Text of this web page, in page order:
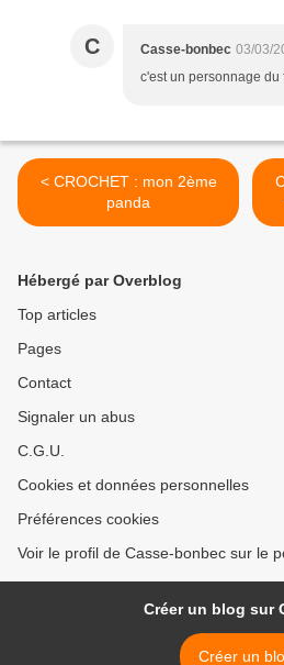
C Casse-bonbec 03/03/
c'est un personnage
< CROCHET : mon 2ème
panda
Hébergé par Overblog
Top articles
Pages
Contact
Signaler un abus
C.G.U.
Cookies et données personnelles
Préférences cookies
Voir le profil de Casse-bonbec sur le
Créer un blog sur
Créer un